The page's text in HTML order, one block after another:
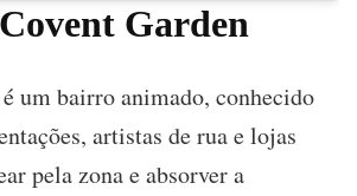
Garden
é um bairro animado, conhecido
artistas de rua e lojas
pela zona e absorver a